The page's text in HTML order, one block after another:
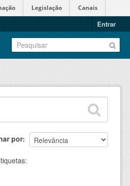
Legislação Canais
Entrar
por